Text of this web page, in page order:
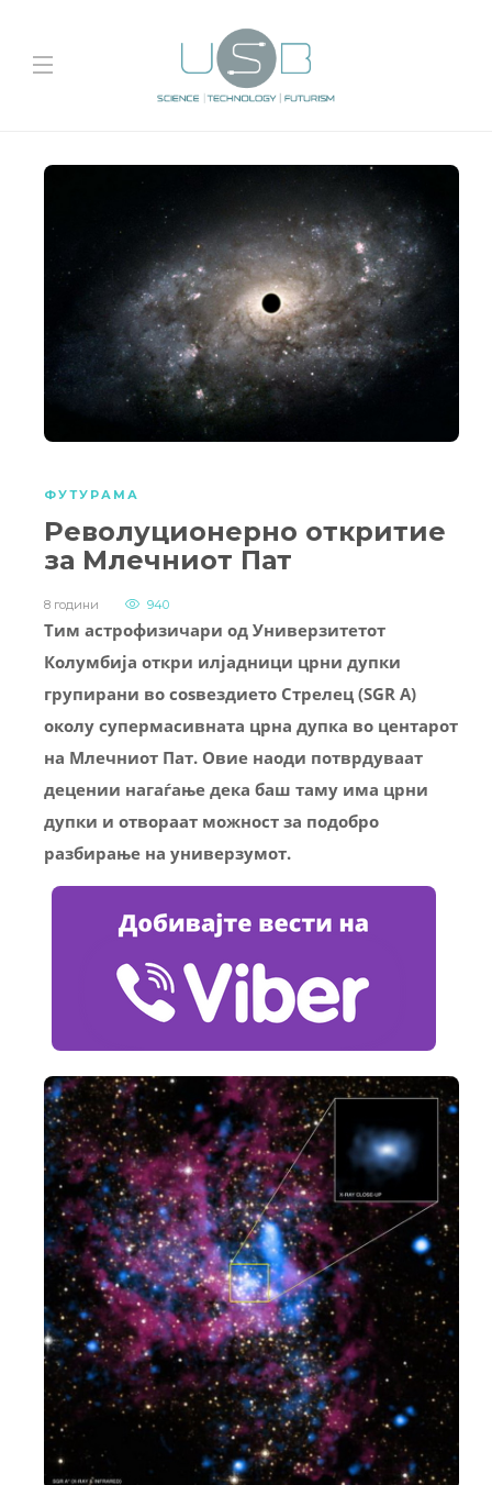
ФУТУРАМА
Револуционерно откритие
за Млечниот Пат
8 години 940
Тим астрофизичари од Универзитетот
Колумбија откри илјадници црни дупки
групирани во соѕвездието Стрелец (SGR А)
околу супермасивната црна дупка во центарот
на Млечниот Пат. Овие наоди потврдуваат
децении нагаѓање дека баш таму има црни
дупки и отвораат можност за подобро
разбирање на универзумот.